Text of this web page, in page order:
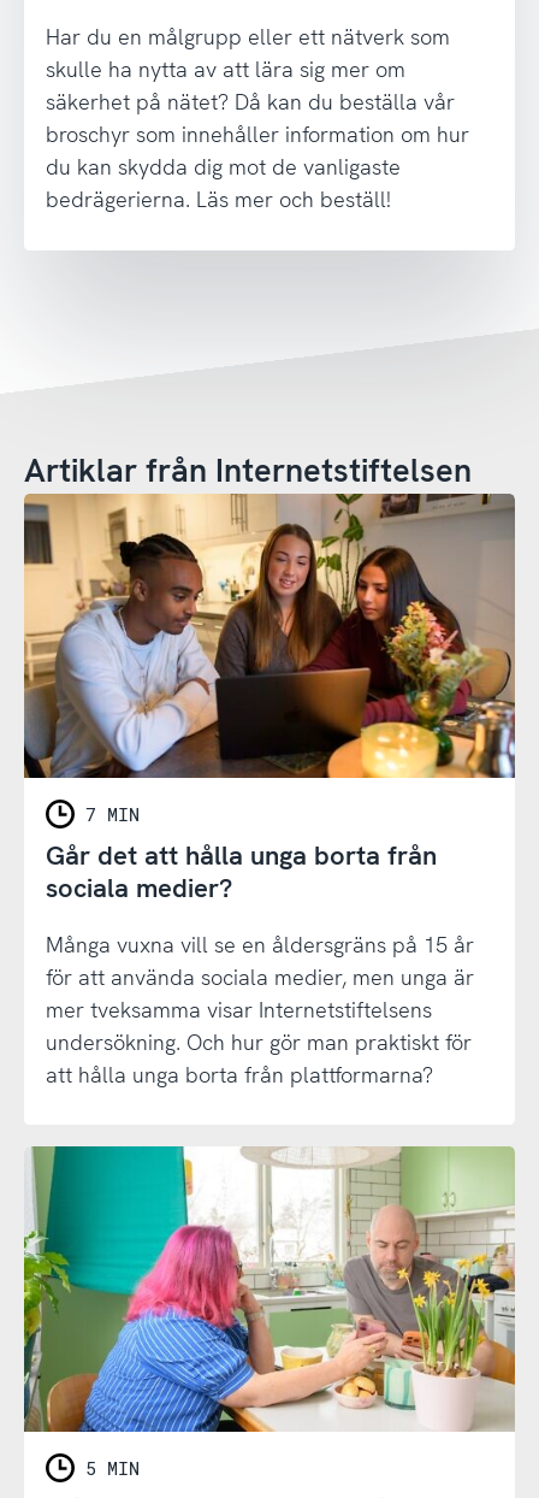
Har du en målgrupp eller ett nätverk som
skulle ha nytta av att lära sig mer om
säkerhet på nätet? Då kan du beställa vår
broschyr som innehåller information om hur
du kan skydda dig mot de vanligaste
bedrägerierna. Läs mer och beställ!
Artiklar från Internetstiftelsen
7 MIN
Går det att hålla unga borta från
sociala medier?
Många vuxna vill se en åldersgräns på 15 år
för att använda sociala medier, men unga är
mer tveksamma visar Internetstiftelsens
undersökning. Och hur gör man praktiskt för
att hålla unga borta från plattformarna?
5 MIN